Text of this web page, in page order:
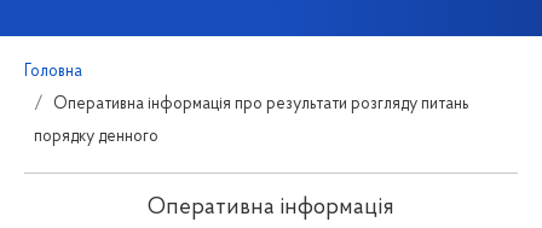
Головна
Оперативна інформація про результати розгляду питань
порядку денного
Оперативна інформація